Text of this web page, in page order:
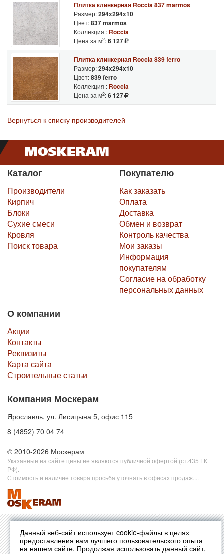
Данный веб-сайт использует cookie-файлы в целях
предоставления вам лучшего пользовательского опыта
на нашем сайте. Продолжая использовать данный сайт,
Плитка клинкерная Roccia 837 marmos
Размер:294x294x10
Цвет:837 marmos
Коллекция : Roccia
Цена за м2:6 127
Плитка клинкерная Roccia 839 ferro
Размер:294x294x10
Цвет:839 ferro
Коллекция : Roccia
Цена за м2:6 127
Вернуться к списку производителей
Каталог
Производители
Кирпич
Блоки
Сухие смеси
Кровля
Поиск товара
Покупателю
Как заказать
Оплата
Доставка
Обмен и возврат
Контроль качества
Мои заказы
Информация
покупателям
Согласие на обработку
персональных данных
О компании
Акции
Контакты
Реквизиты
Карта сайта
Строительные статьи
Компания Москерам
Ярославль, ул. Лисицына 5, офис 115
8 (4852) 70 04 74
© 2010-2026 Москерам
Указанные на сайте цены не являются публичной офертой (ст.435 ГК
РФ).
Стоимость и наличие товара просьба уточнять в офисах продаж....